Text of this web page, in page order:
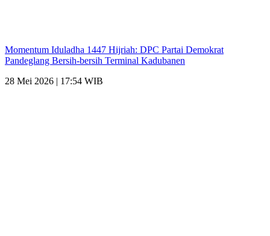
Momentum Iduladha 1447 Hijriah: DPC Partai Demokrat
Pandeglang Bersih-bersih Terminal Kadubanen
28 Mei 2026 | 17:54 WIB